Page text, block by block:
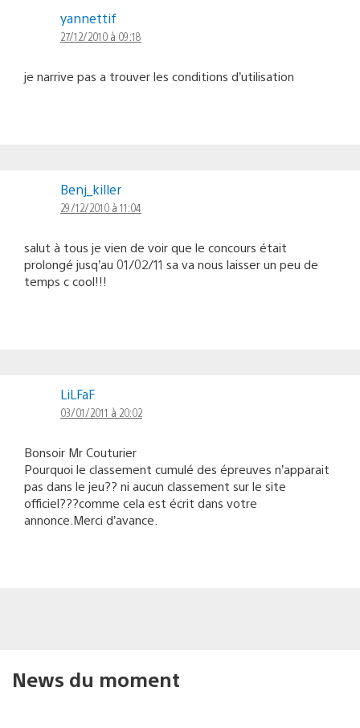
yannettif
27/12/2010 à 09:18
je narrive pas a trouver les conditions d’utilisation
Benj_killer
29/12/2010 à 11:04
salut à tous je vien de voir que le concours était
prolongé jusq’au 01/02/11 sa va nous laisser un peu de
temps c cool!!!
LiLFaF
03/01/2011 à 20:02
Bonsoir Mr Couturier
Pourquoi le classement cumulé des épreuves n’apparait
pas dans le jeu?? ni aucun classement sur le site
officiel???comme cela est écrit dans votre
annonce.Merci d’avance.
News du moment